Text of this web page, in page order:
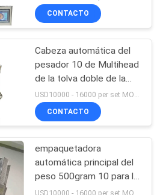
relleno/
de
CONTACTO
Cabeza automática del
pesador 10 de Multihead
de la tolva doble de la
aleta
USD10000 - 16000 per set MOQ:1 sistema
CONTACTO
empaquetadora
automática principal del
peso 500gram 10 para la
comida pegajosa con laUSD10000 - 16000 per set MOQ:1 sistema